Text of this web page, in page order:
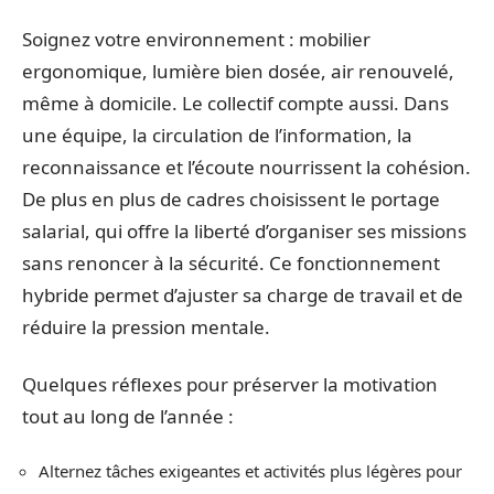
Soignez votre environnement : mobilier
ergonomique, lumière bien dosée, air renouvelé,
même à domicile. Le collectif compte aussi. Dans
une équipe, la circulation de l’information, la
reconnaissance et l’écoute nourrissent la cohésion.
De plus en plus de cadres choisissent le portage
salarial, qui offre la liberté d’organiser ses missions
sans renoncer à la sécurité. Ce fonctionnement
hybride permet d’ajuster sa charge de travail et de
réduire la pression mentale.
Quelques réflexes pour préserver la motivation
tout au long de l’année :
Alternez tâches exigeantes et activités plus légères pour